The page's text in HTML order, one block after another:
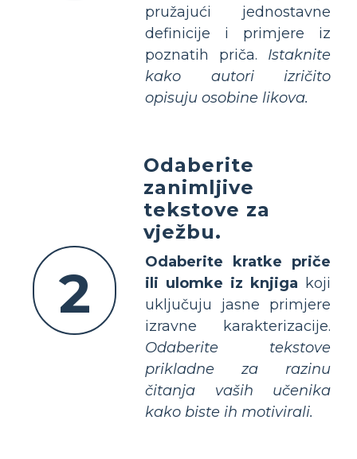
pružajući jednostavne
definicije i primjere iz
poznatih priča. Istaknite
kako autori izričito
opisuju osobine likova.
2
Odaberite
zanimljive
tekstove za
vježbu.
Odaberite kratke priče
ili ulomke iz knjiga koji
uključuju jasne primjere
izravne karakterizacije.
Odaberite tekstove
prikladne za razinu
čitanja vaših učenika
kako biste ih motivirali.